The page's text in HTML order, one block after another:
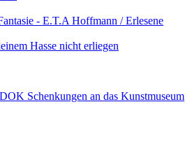
- E.T.A Hoffmann / Erlesene
Hasse nicht erliegen
Schenkungen an das Kunstmuseum